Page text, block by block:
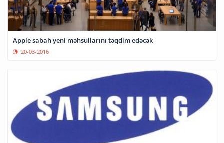
Apple sabah yeni məhsullarını təqdim edəcək
20-03-2016